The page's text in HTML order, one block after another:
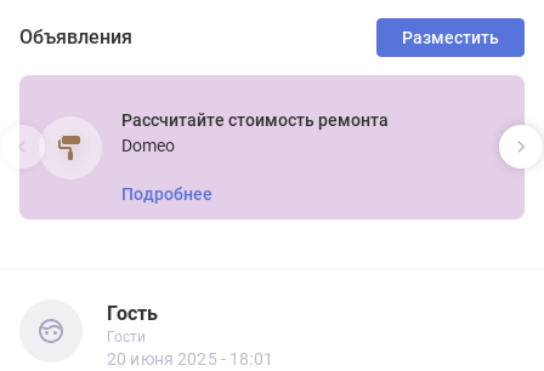
Объявления Разместить
Рассчитайте стоимость ремонта
Domeo
Подробнее
Гость
Гость
Гости
Гости
20 июня 2025 - 18:01